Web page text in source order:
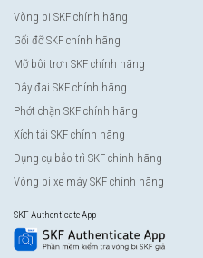
Vòng bi SKF chính hãng
Gối đỡ SKF chính hãng
Mỡ bôi trơn SKF chính hãng
Dây đai SKF chính hãng
Phớt chặn SKF chính hãng
Xích tải SKF chính hãng
Dụng cụ bảo trì SKF chính hãng
Vòng bi xe máy SKF chính hãng
SKF Authenticate App